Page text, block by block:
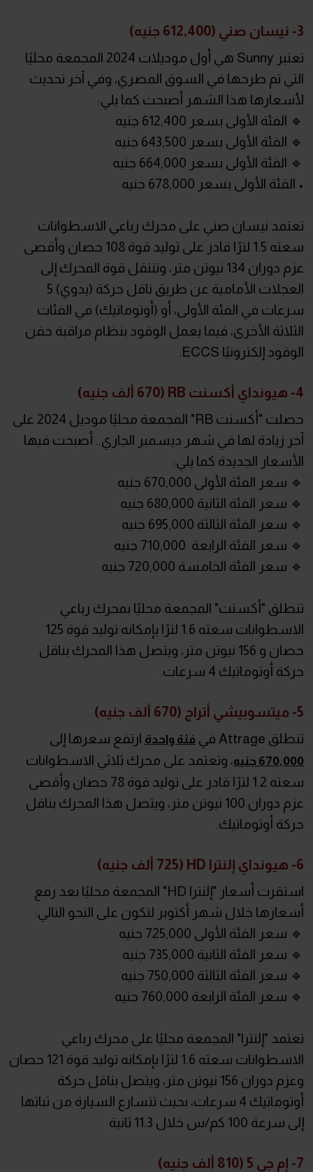
3- نيسان صني (612,400 جنيه)
تعتبر Sunny هي أول موديلات 2024 المجمعة محليًا
التي تم طرحها في السوق المصري، وفي آخر تحديث
لأسعارها هذا الشهر أصبحت كما يلي:
🔹 الفئة الأولى بسعر 612,400 جنيه
🔹 الفئة الأولى بسعر 643,500 جنيه
🔹 الفئة الأولى بسعر 664,000 جنيه
• الفئة الأولى بسعر 678,000 جنيه
تعتمد نيسان صني على محرك رباعي الاسطوانات
سعته 1.5 لترًا قادر على توليد قوة 108 حصان وأقصى
عزم دوران 134 نيوتن متر، وتنتقل قوة المحرك إلى
العجلات الأمامية عن طريق ناقل حركة (يدوي) 5
سرعات في الفئة الأولى، أو (أوتوماتيك) في الفئات
الثلاثة الأخرى، فيما يعمل الوقود بنظام مراقبة حقن
الوقود إلكترونيًا ECCS.
4- هيونداي أكسنت RB (670 ألف جنيه)
حصلت "أكسنت RB" المجمعة محليًا موديل 2024 على
آخر زيادة لها في شهر ديسمبر الجاري.. أصبحت فيها
الأسعار الجديدة كما يلي:
🔹 سعر الفئة الأولى 670,000 جنيه
🔹 سعر الفئة الثانية 680,000 جنيه
🔹 سعر الفئة الثالثة 695,000 جنيه
🔹 سعر الفئة الرابعة 710,000 جنيه
🔹 سعر الفئة الخامسة 720,000 جنيه
تنطلق "أكسنت" المجمعة محليًا بمحرك رباعي
الاسطوانات سعته 1.6 لترًا بإمكانه توليد قوة 125
حصان و 156 نيوتن متر، ويتصل هذا المحرك بناقل
حركة أوتوماتيك 4 سرعات.
5- ميتسوبيشي أتراج (670 ألف جنيه)
تنطلق Attrage في
فئة واحدة ارتفع سعرها إلى
670,000 جنيه
، وتعتمد على محرك ثلاثي الاسطوانات
سعته 1.2 لترًا قادر على توليد قوة 78 حصان وأقصى
عزم دوران 100 نيوتن متر، ويتصل هذا المحرك بناقل
حركة أوتوماتيك.
6- هيونداي إلنترا HD (725 ألف جنيه)
استقرت أسعار "إلنترا HD" المجمعة محليًا بعد رفع
أسعارها خلال شهر أكتوبر لتكون على النحو التالي:
🔹 سعر الفئة الأولى 725,000 جنيه
🔹 سعر الفئة الثانية 735,000 جنيه
🔹 سعر الفئة الثالثة 750,000 جنيه
🔹 سعر الفئة الرابعة 760,000 جنيه
تعتمد "إلنترا" المجمعة محليًا على محرك رباعي
الاسطوانات سعته 1.6 لترًا بإمكانه توليد قوة 121 حصان
وعزم دوران 156 نيوتن متر، ويتصل بناقل حركة
أوتوماتيك 4 سرعات، بحيث تتسارع السيارة من ثباتها
إلى سرعة 100 كم/س خلال 11.3 ثانية
7- إم جي 5 (810 ألف جنيه)